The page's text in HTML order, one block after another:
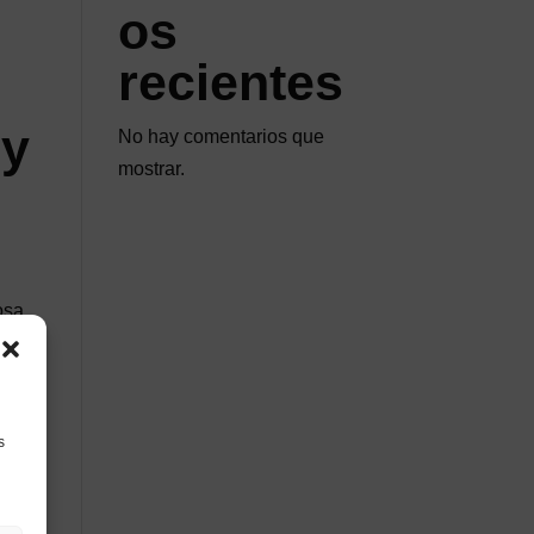
os
recientes
No hay comentarios que
mostrar.